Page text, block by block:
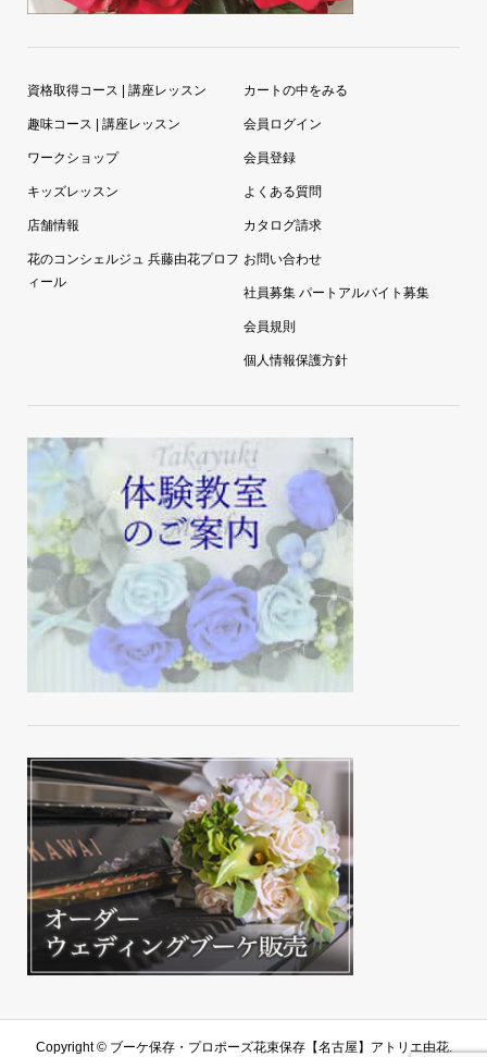
資格取得コース | 講座レッスン
趣味コース | 講座レッスン
ワークショップ
キッズレッスン
店舗情報
花のコンシェルジュ 兵藤由花プロフ
ィール
カートの中をみる
会員ログイン
会員登録
よくある質問
カタログ請求
お問い合わせ
社員募集 パートアルバイト募集
会員規則
個人情報保護方針
Copyright ©ブーケ保存・プロポーズ花束保存【名古屋】アトリエ由花.